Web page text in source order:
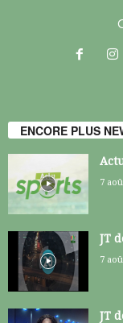
ENCORE PLUS
7
JT
7
JT